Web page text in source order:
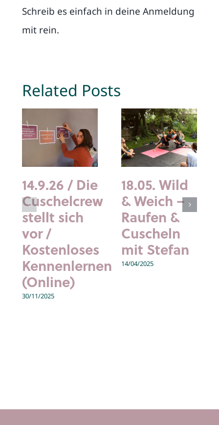
Schreib es einfach in deine Anmeldung
mit rein.
Related Posts
14.9.26 / Die
Cuschelcrew
stellt sich
vor /
Kostenloses
Kennenlernen
(Online)
30/11/2025
18.05. Wild
& Weich –
Raufen &
Cuscheln
mit Stefan
14/04/2025